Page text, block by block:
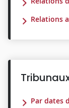
Relations
Par dates